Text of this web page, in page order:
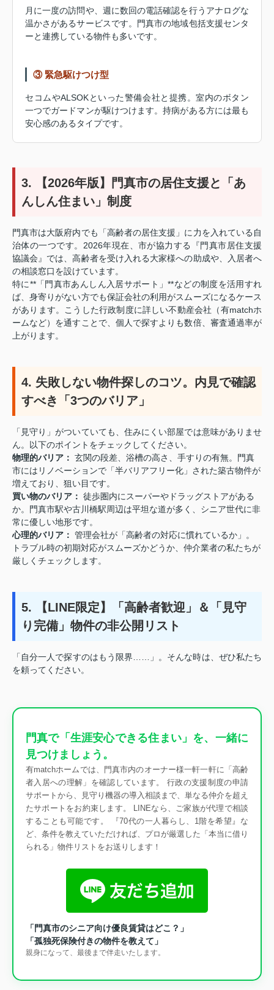
月に一度の訪問や、週に数回の電話確認を行うアナログな
温かさがあるサービスです。門真市の地域包括支援センタ
ーと連携している物件も多いです。
③ 緊急駆けつけ型
セコムやALSOKといった警備会社と提携。室内のボタン
一つでガードマンが駆けつけます。持病がある方には最も
安心感のあるタイプです。
3. 【2026年版】門真市の居住支援と「あ
んしん住まい」制度
門真市は大阪府内でも「高齢者の居住支援」に力を入れている自
治体の一つです。2026年現在、市が協力する『門真市居住支援
協議会』では、高齢者を受け入れる大家様への助成や、入居者へ
の相談窓口を設けています。
特に**「門真市あんしん入居サポート」**などの制度を活用すれ
ば、身寄りがない方でも保証会社の利用がスムーズになるケース
があります。こうした行政制度に詳しい不動産会社（有matchホ
ームなど）を通すことで、個人で探すよりも数倍、審査通過率が
上がります。
4. 失敗しない物件探しのコツ。内見で確認
すべき「3つのバリア」
「見守り」がついていても、住みにくい部屋では意味がありませ
ん。以下のポイントをチェックしてください。
物理的バリア： 玄関の段差、浴槽の高さ、手すりの有無。門真
市にはリノベーションで「半バリアフリー化」された築古物件が
増えており、狙い目です。
買い物のバリア： 徒歩圏内にスーパーやドラッグストアがある
か。門真市駅や古川橋駅周辺は平坦な道が多く、シニア世代に非
常に優しい地形です。
心理的バリア： 管理会社が「高齢者の対応に慣れているか」。
トラブル時の初期対応がスムーズかどうか、仲介業者の私たちが
厳しくチェックします。
5. 【LINE限定】「高齢者歓迎」＆「見守
り完備」物件の非公開リスト
「自分一人で探すのはもう限界……」。そんな時は、ぜひ私たち
を頼ってください。
門真で「生涯安心できる住まい」を、一緒に
見つけましょう。
有matchホームでは、門真市内のオーナー様一軒一軒に「高齢
者入居への理解」を確認しています。 行政の支援制度の申請
サポートから、見守り機器の導入相談まで、単なる仲介を超え
たサポートをお約束します。 LINEなら、ご家族が代理で相談
することも可能です。 『70代の一人暮らし、1階を希望』な
ど、条件を教えていただければ、プロが厳選した「本当に借り
られる」物件リストをお送りします！
「門真市のシニア向け優良賃貸はどこ？」
「孤独死保険付きの物件を教えて」
親身になって、最後まで伴走いたします。